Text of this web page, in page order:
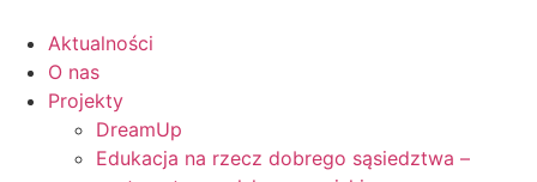
content
Aktualności
O nas
Projekty
DreamUp
Edukacja na rzecz dobrego sąsiedztwa –